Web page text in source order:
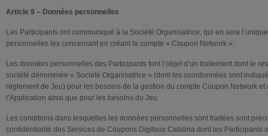
Article 9 – Données personnelles
Les Participants ont communiqué à la Société Organisatrice, qui en sera
personnelles les concernant en créant le compte « Coupon Network ».
Les données personnelles des Participants font l’objet d’un traitement dont le
société dénommée « Société Organisatrice » (dont les coordonnées sont
règlement de Jeu) pour les besoins de la gestion du compte Coupon Network et
l’Application ainsi que pour les besoins du Jeu.
Les conditions dans lesquelles les données personnelles sont traitées sont
confidentialité des Services de Coupons Digitaux Catalina dont les Participants